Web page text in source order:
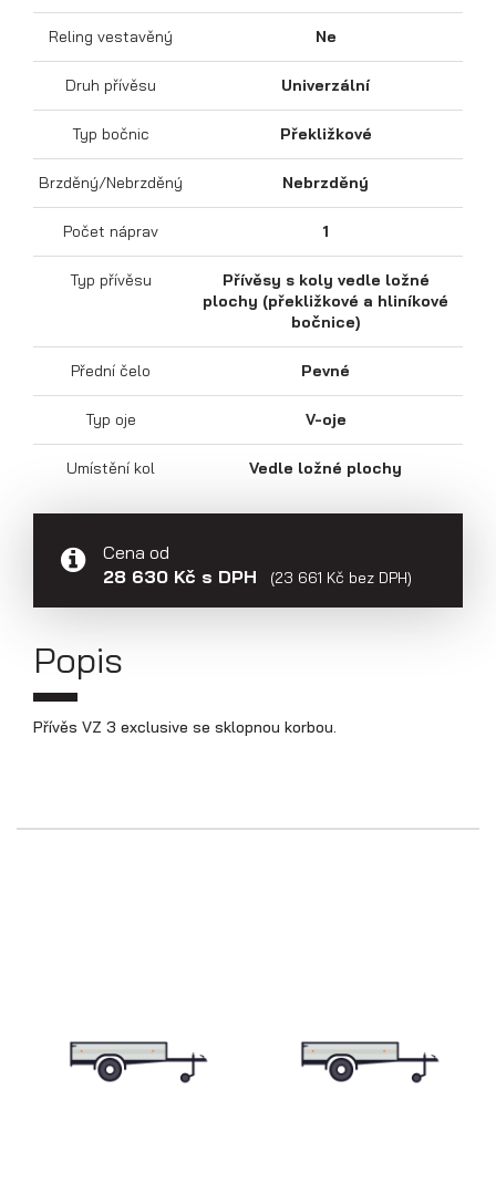
Sklápěcí přívěsy
Reling vestavěný Ne
Druh přívěsu Univerzální
Typ bočnic Překližkové
Brzděný/Nebrzděný Nebrzděný
Počet náprav 1
Typ přívěsu
Přívěsy s koly vedle ložné
plochy (překližkové a hliníkové
bočnice)
Přední čelo Pevné
Typ oje V-oje
Umístění kol Vedle ložné plochy
Cena od
28 630 Kč s DPH
(23 661 Kč bez DPH)
Popis
Přívěs VZ 3 exclusive se sklopnou korbou.